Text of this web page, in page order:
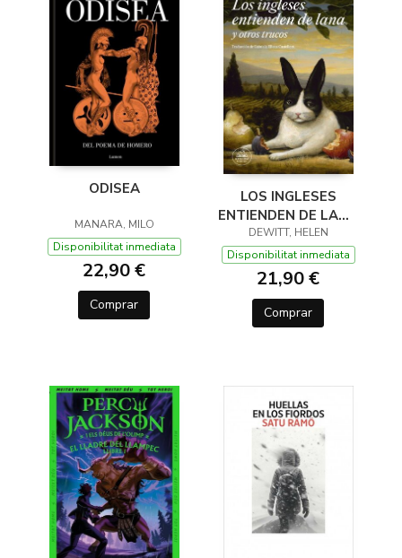
ODISEA
MANARA, MILO
Disponibilitat inmediata
22,90 €
Comprar
LOS INGLESES
ENTIENDEN DE LANA
(Y OTROS TRUCOS)
DEWITT, HELEN
Disponibilitat inmediata
21,90 €
Comprar